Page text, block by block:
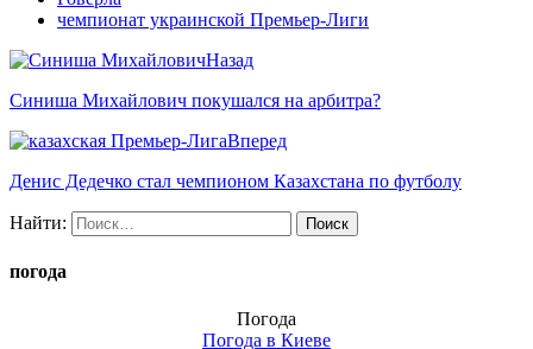
чемпионат украинской Премьер-Лиги
Назад
Синиша Михайлович покушался на арбитра?
Вперед
Денис Дедечко стал чемпионом Казахстана по футболу
Найти:
погода
Погода
Погода в Киеве